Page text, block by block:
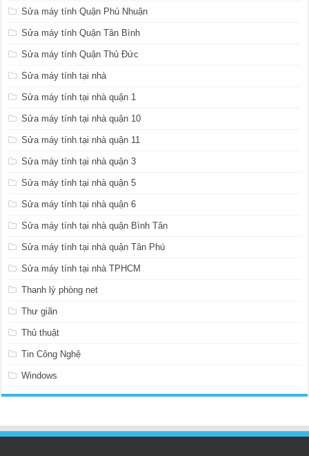
Sửa máy tính Quận Phú Nhuận
Sửa máy tính Quận Tân Bình
Sửa máy tính Quận Thủ Đức
Sửa máy tính tại nhà
Sửa máy tính tại nhà quận 1
Sửa máy tính tại nhà quận 10
Sửa máy tính tại nhà quận 11
Sửa máy tính tại nhà quận 3
Sửa máy tính tại nhà quận 5
Sửa máy tính tại nhà quận 6
Sửa máy tính tại nhà quận Bình Tân
Sửa máy tính tại nhà quận Tân Phú
Sửa máy tính tại nhà TPHCM
Thanh lý phòng net
Thư giãn
Thủ thuật
Tin Công Nghệ
Windows